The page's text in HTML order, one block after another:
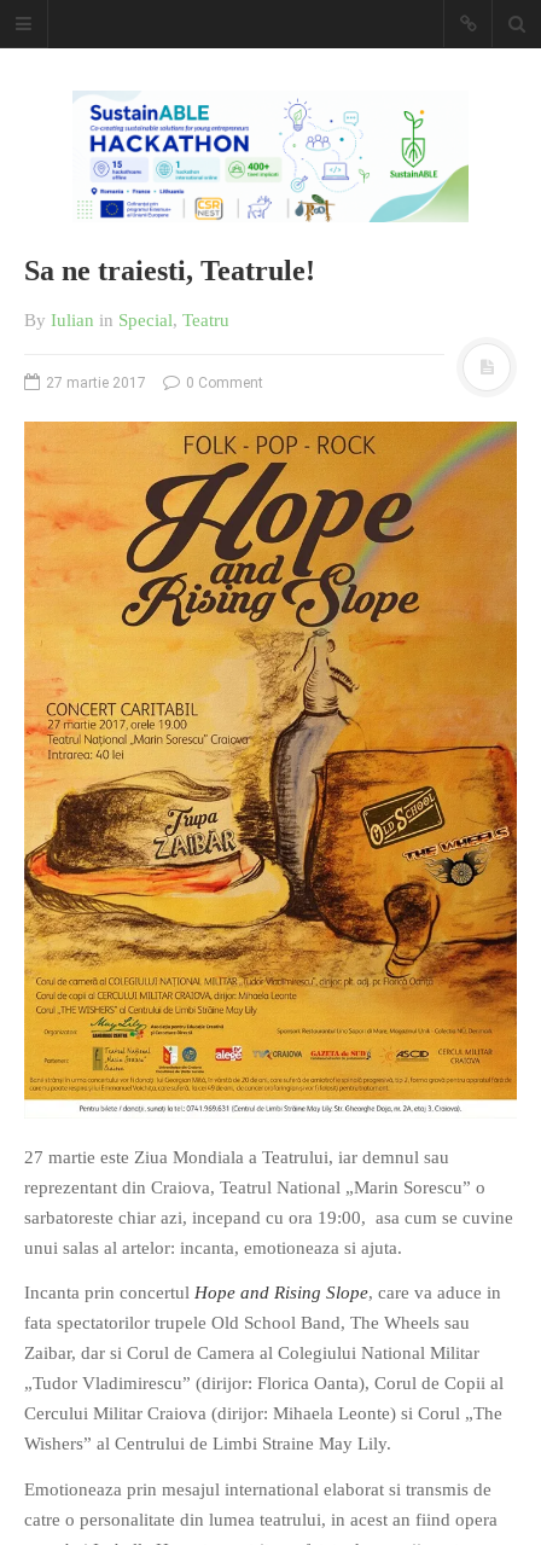
Caiet de
insemnari
DESCARCĂ!
O poveste in care sexul se
confunda cu dragostea,
cinismul cu idealismul si
poezia cu umorul.
DESCARCĂ!
If you like movies, words and
mind games, then this is the
book for you. Take the
challenge of creating your
own acrostics and describing
famous movies by using the
very letters of their titles!
RASFOIESTE
Sa ne traiesti, Teatrule!
By Iulian in Special, Teatru
27 martie 2017 0 Comment
27 martie este Ziua Mondiala a Teatrului, iar demnul sau
reprezentant din Craiova, Teatrul National „Marin Sorescu” o
sarbatoreste chiar azi, incepand cu ora 19:00, asa cum se cuvine
unui salas al artelor: incanta, emotioneaza si ajuta.
Incanta prin concertul Hope and Rising Slope, care va aduce in
fata spectatorilor trupele Old School Band, The Wheels sau
Zaibar, dar si Corul de Camera al Colegiului National Militar
„Tudor Vladimirescu” (dirijor: Florica Oanta), Corul de Copii al
Cercului Militar Craiova (dirijor: Mihaela Leonte) si Corul „The
Wishers” al Centrului de Limbi Straine May Lily.
Emotioneaza prin mesajul international elaborat si transmis de
catre o personalitate din lumea teatrului, in acest an fiind opera